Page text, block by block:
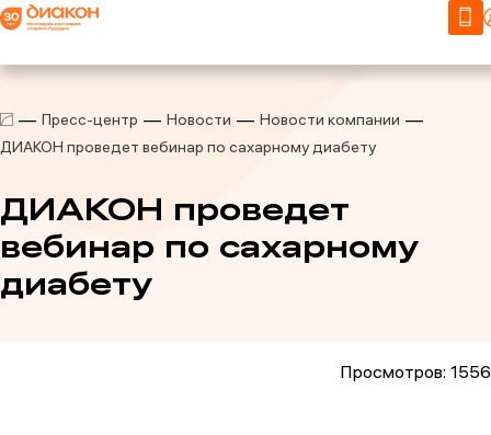
Пресс-центр Новости
Новости компании
ДИАКОН проведет вебинар по сахарному диабету
ДИАКОН проведет
вебинар по сахарному
диабету
Просмотров: 1556